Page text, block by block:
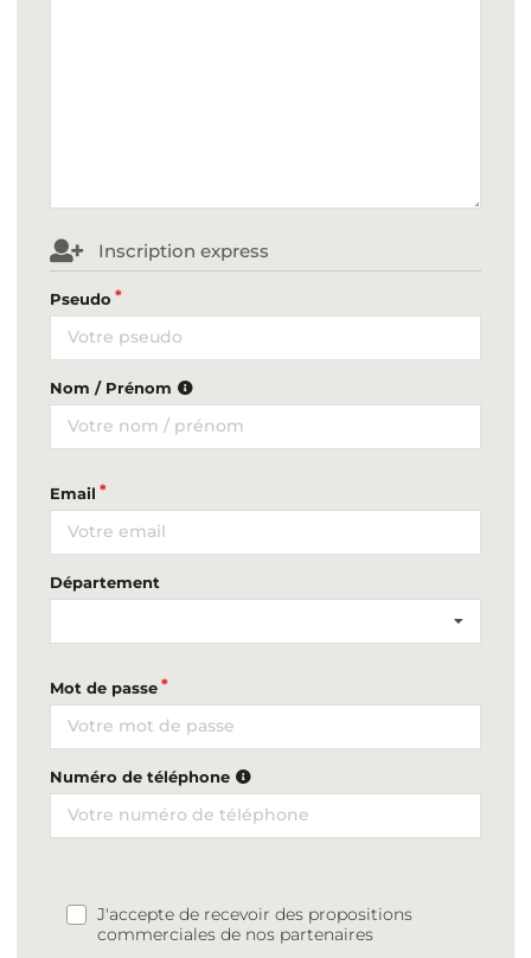
Inscription express
Pseudo
Nom / Prénom
Email
Département
Mot de passe
Numéro de téléphone
J'accepte de recevoir des propositions
commerciales de nos partenaires